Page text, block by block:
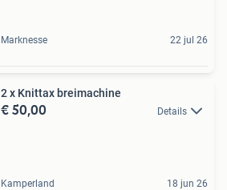
Marknesse 22 jul 26
2 x Knittax breimachine
€ 50,00 Details
Kamperland 18 jun 26